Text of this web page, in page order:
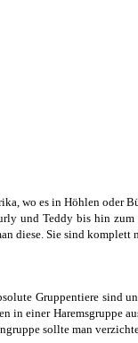
wo es in Höhlen oder
und Teddy bis hin
diese. Sie sind komplett
Gruppentiere sind
in einer Haremsgruppe
sollte man